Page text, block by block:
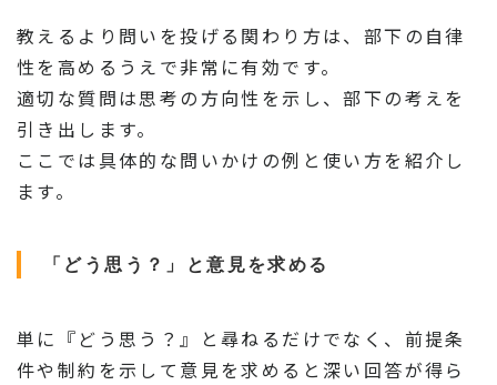
教えるより問いを投げる関わり方は、部下の自律
性を高めるうえで非常に有効です。
適切な質問は思考の方向性を示し、部下の考えを
引き出します。
ここでは具体的な問いかけの例と使い方を紹介し
ます。
「どう思う？」と意見を求める
単に『どう思う？』と尋ねるだけでなく、前提条
件や制約を示して意見を求めると深い回答が得ら